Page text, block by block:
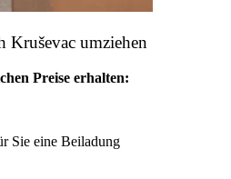
Kruševac umziehen
Preise erhalten:
Sie eine Beiladung